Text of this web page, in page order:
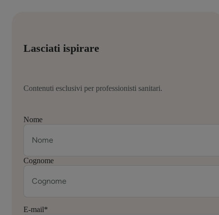
Lasciati ispirare
Contenuti esclusivi per professionisti sanitari.
Nome
Cognome
E-mail*